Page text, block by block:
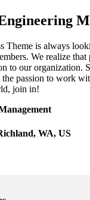
Theme is always
We realize
to our organization.
passion to work
join in!
WA, US